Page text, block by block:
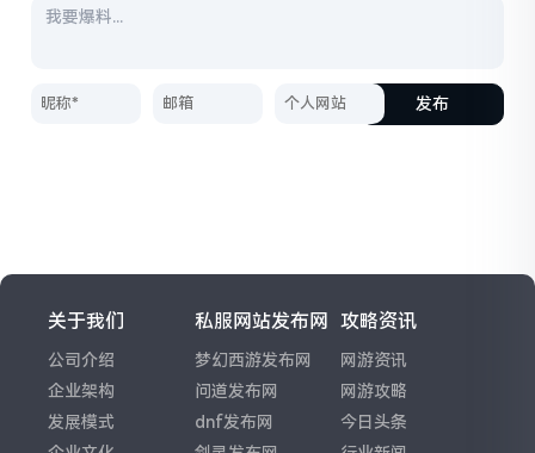
发布
关于我们
公司介绍
企业架构
发展模式
私服网站发布网
梦幻西游发布网
问道发布网
dnf发布网
攻略资讯
网游资讯
网游攻略
今日头条